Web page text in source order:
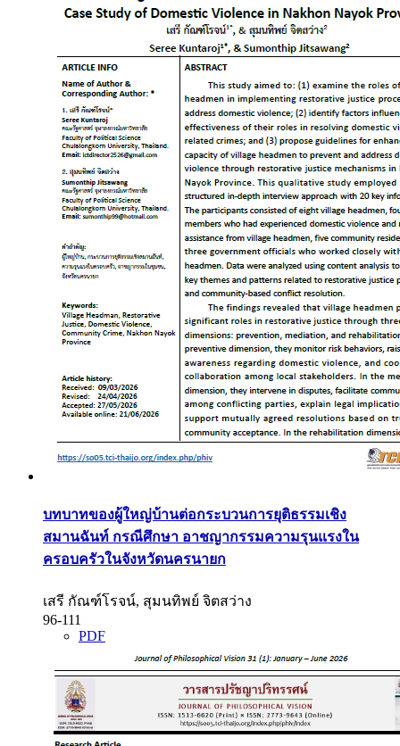
บทบาทของผู้ใหญ่บ้านต่อกระบวนการยุติธรรมเชิง
สมานฉันท์ กรณีศึกษา อาชญากรรมความรุนแรงใน
ครอบครัวในจังหวัดนครนายก
เสรี กัณฑ์โรจน์, สุมนทิพย์ จิตสว่าง
96-111
PDF